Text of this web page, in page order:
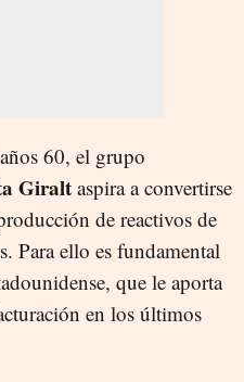
60, el grupo
Giralt aspira a convertirse
de reactivos de
Para ello es fundamental
que le aporta
en los últimos